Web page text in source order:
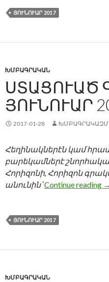
ՅՈՒՆՈՒԱՐ 2017
ԽՄԲԱԳՐԱԿԱՆ
ՍՏԱՑՈՒԱԾ
ՅՈՒՆՈՒԱՐ
2017-01-28 ԽՄԲԱԳՐԱԿԱԶՄ
Հեղինակներէն կամ
բարեկամներէ
Հորիզոնի, Հորիզոն
անունին՝Continue reading →
ՅՈՒՆՈՒԱՐ 2017
ԽՄԲԱԳՐԱԿԱՆ